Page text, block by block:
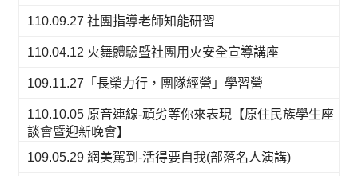
110.09.27 社團指導老師知能研習
110.04.12 火舞體驗暨社團用火安全宣導講座
109.11.27「長榮力行，團隊經營」學習營
110.10.05 原音連線-頑劣等你來表現【原住民族學生座
談會暨迎新晚會】
109.05.29 網美駕到-活得要自我(部落名人演講)